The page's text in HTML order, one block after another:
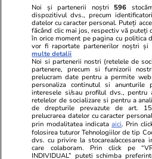
alertă de căldură extremă
dimineață
Știri România
Proiectul Nordis Sinaia,
era vândut cu peste
doar o groapă
spun autoritățile din oraș
Noi și partenerii noștri 596
dispozitivul dvs., precum
datelor cu caracter personal. Puteți
făcând clic mai jos, respectiv vă puteți
în orice moment pe pagina cu politica
vor fi raportate partenerilor noștri și
multe detalii
Noi si partenerii nostri (retelele de
partenere, precum si furnizorii
prelucram date pentru a permite
personaliza continutul si
interesele si/sau profilul dvs.,
retelelor de socializare si pentru a
de drepturile prevazute de art.
prelucrarea datelor cu caracter
prin modalitatea indicataaici. Prin
folosirea tuturor Tehnologiilor de tip
dvs. cu privire la stocarea/accesarea
care colaboram. Prin click pe
INDIVIDUAL” puteti schimba